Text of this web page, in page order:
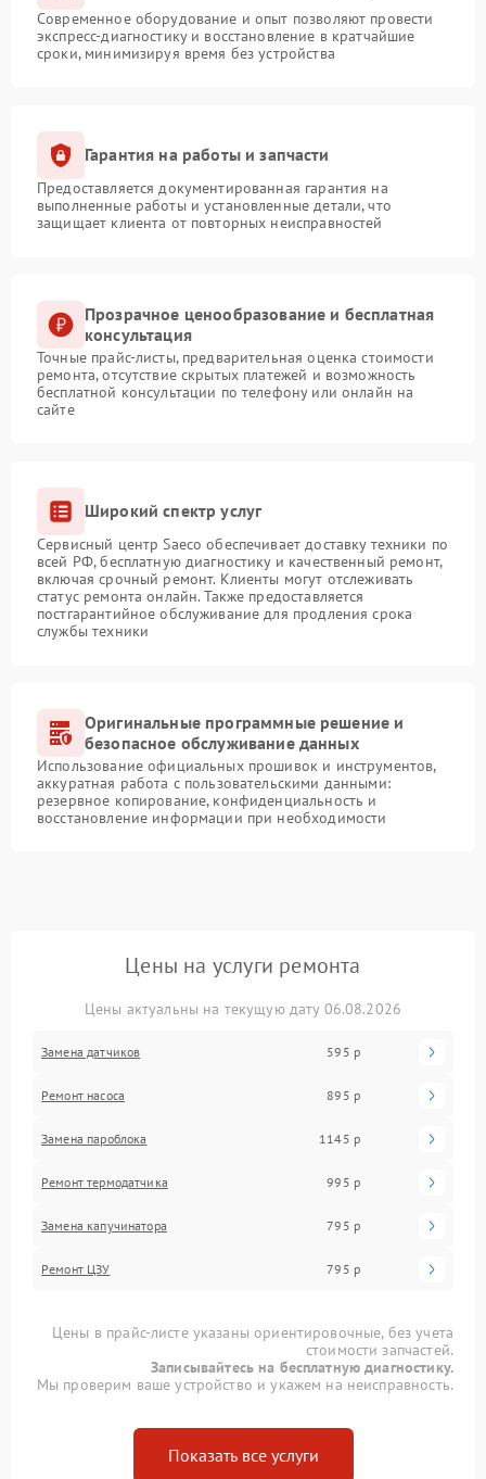
Современное оборудование и опыт позволяют провести
экспресс-диагностику и восстановление в кратчайшие
сроки, минимизируя время без устройства
Гарантия на работы и запчасти
Предоставляется документированная гарантия на
выполненные работы и установленные детали, что
защищает клиента от повторных неисправностей
Прозрачное ценообразование и бесплатная
консультация
Точные прайс-листы, предварительная оценка стоимости
ремонта, отсутствие скрытых платежей и возможность
бесплатной консультации по телефону или онлайн на
сайте
Широкий спектр услуг
Сервисный центр Saeco обеспечивает доставку техники по
всей РФ, бесплатную диагностику и качественный ремонт,
включая срочный ремонт. Клиенты могут отслеживать
статус ремонта онлайн. Также предоставляется
постгарантийное обслуживание для продления срока
службы техники
Оригинальные программные решение и
безопасное обслуживание данных
Использование официальных прошивок и инструментов,
аккуратная работа с пользовательскими данными:
резервное копирование, конфиденциальность и
восстановление информации при необходимости
Цены на услуги ремонта
Цены актуальны на текущую дату 06.08.2026
Замена датчиков 595 р
Ремонт насоса 895 р
Замена пароблока 1145 р
Ремонт термодатчика 995 р
Замена капучинатора 795 р
Ремонт ЦЗУ 795 р
Цены в прайс-листе указаны ориентировочные, без учета
стоимости запчастей.
Записывайтесь на бесплатную диагностику.
Мы проверим ваше устройство и укажем на неисправность.
Показать все услуги